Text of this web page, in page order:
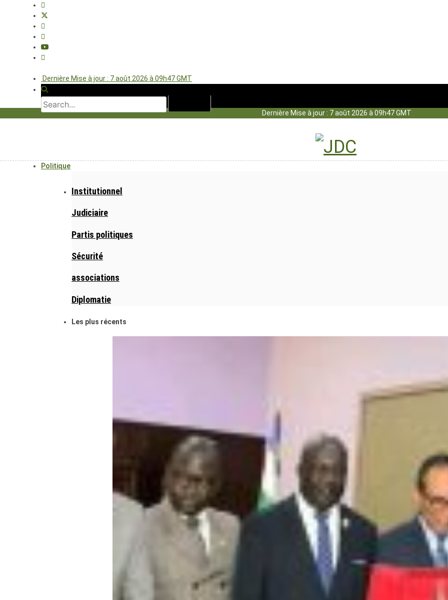
Dernière Mise à jour : 7 août 2026 à 09h47 GMT
Dernière Mise à jour : 7 août 2026 à 09h47 GMT
Politique
Institutionnel
Judiciaire
Partis politiques
Sécurité
associations
Diplomatie
Les plus récents